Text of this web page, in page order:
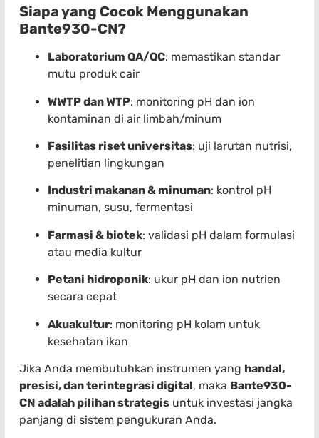
Siapa yang Cocok Menggunakan
Bante930-CN?
Laboratorium QA/QC: memastikan standar
mutu produk cair
WWTP dan WTP: monitoring pH dan ion
kontaminan di air limbah/minum
Fasilitas riset universitas: uji larutan nutrisi,
penelitian lingkungan
Industri makanan & minuman: kontrol pH
minuman, susu, fermentasi
Farmasi & biotek: validasi pH dalam formulasi
atau media kultur
Petani hidroponik: ukur pH dan ion nutrien
secara cepat
Akuakultur: monitoring pH kolam untuk
kesehatan ikan
Jika Anda membutuhkan instrumen yang handal,
presisi, dan terintegrasi digital, maka Bante930-
CN adalah pilihan strategis untuk investasi jangka
panjang di sistem pengukuran Anda.